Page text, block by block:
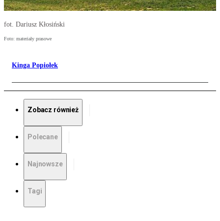
fot. Dariusz Kłosiński
Foto: materiały prasowe
Kinga Popiołek
Zobacz również
Polecane
Najnowsze
Tagi